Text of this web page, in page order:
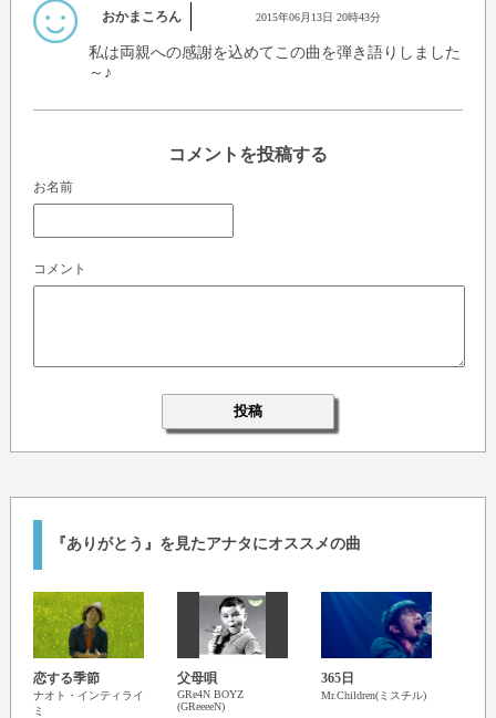
おかまころん 2015年06月13日 20時43分
私は両親への感謝を込めてこの曲を弾き語りしました
～♪
コメントを投稿する
お名前
コメント
『ありがとう』を見たアナタにオススメの曲
恋する季節
ナオト・インティライ
ミ
父母唄
GRe4N BOYZ
(GReeeeN)
365日
Mr.Children(ミスチル)